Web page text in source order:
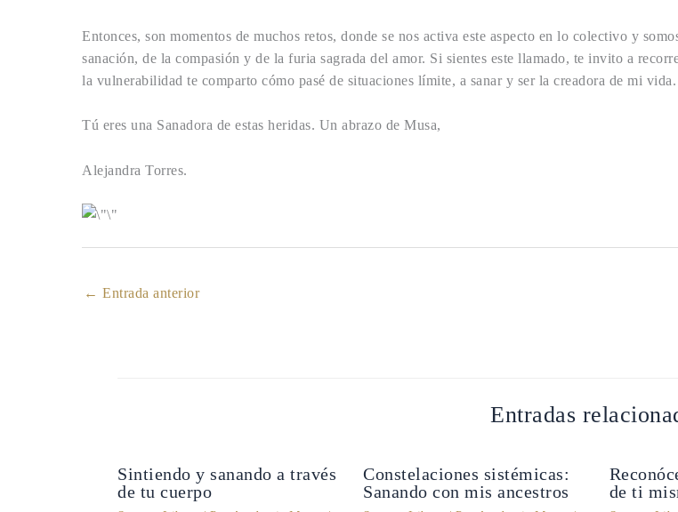
Entonces, son momentos de muchos retos, donde se nos activa este aspecto en lo colectivo y
sanación, de la compasión y de la furia sagrada del amor. Si sientes este llamado, te invito a
la vulnerabilidad te comparto cómo pasé de situaciones límite, a sanar y ser la creadora de mi vida.
Tú eres una Sanadora de estas heridas. Un abrazo de Musa,
Alejandra Torres.
← Entrada anterior
Entradas
Sintiendo y sanando a través
de tu cuerpo
Constelaciones sistémicas:
Sanando con mis ancestros
de ti